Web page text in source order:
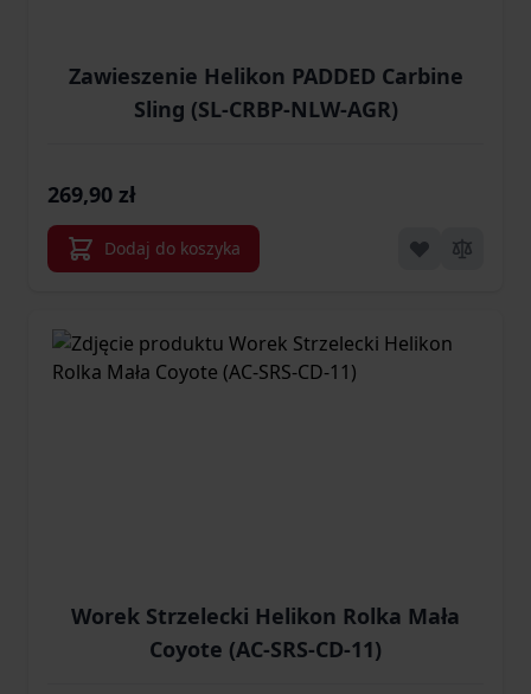
Zawieszenie Helikon PADDED Carbine
Sling (SL-CRBP-NLW-AGR)
269,90 zł
Dodaj do koszyka
Worek Strzelecki Helikon Rolka Mała
Coyote (AC-SRS-CD-11)